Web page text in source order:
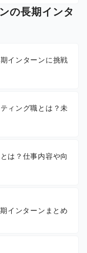
の長期インタ
インターンに挑戦
ィング職とは？未
は？仕事内容や向
インターンまとめ